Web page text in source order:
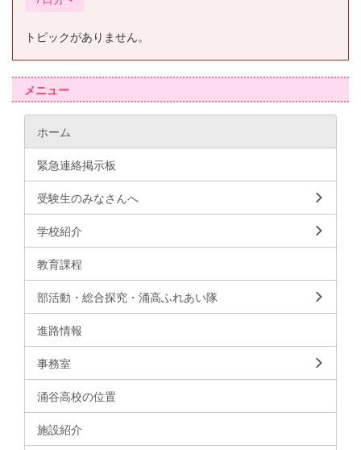
トピックがありません。
メニュー
ホーム
緊急連絡掲示板
受験生のみなさんへ
学校紹介
教育課程
部活動・総合探究・涌高ふれあい隊
進路情報
事務室
涌谷高校の位置
施設紹介